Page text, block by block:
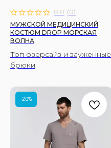
0.0 (0)
МУЖСКОЙ МЕДИЦИНСКИЙ
КОСТЮМ DROP МОРСКАЯ
ВОЛНА
Топ оверсайз и зауженные
брюки
-20%